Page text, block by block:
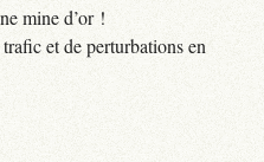
mine d’or !
et de perturbations en